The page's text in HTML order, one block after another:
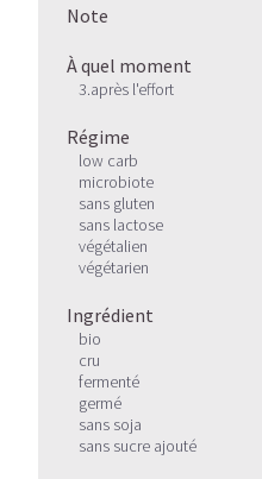
Note
À quel moment
3.après l'effort
Régime
low carb
microbiote
sans gluten
sans lactose
végétalien
végétarien
Ingrédient
bio
cru
fermenté
germé
sans soja
sans sucre ajouté